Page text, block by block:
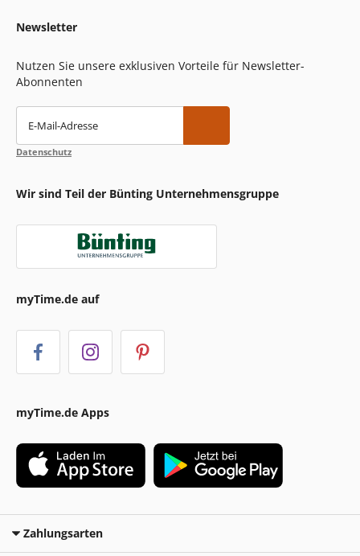
Newsletter
Nutzen Sie unsere exklusiven Vorteile für Newsletter-
Abonnenten
E-Mail-Adresse
Datenschutz
Wir sind Teil der Bünting Unternehmensgruppe
myTime.de auf
myTime.de Apps
Zahlungsarten